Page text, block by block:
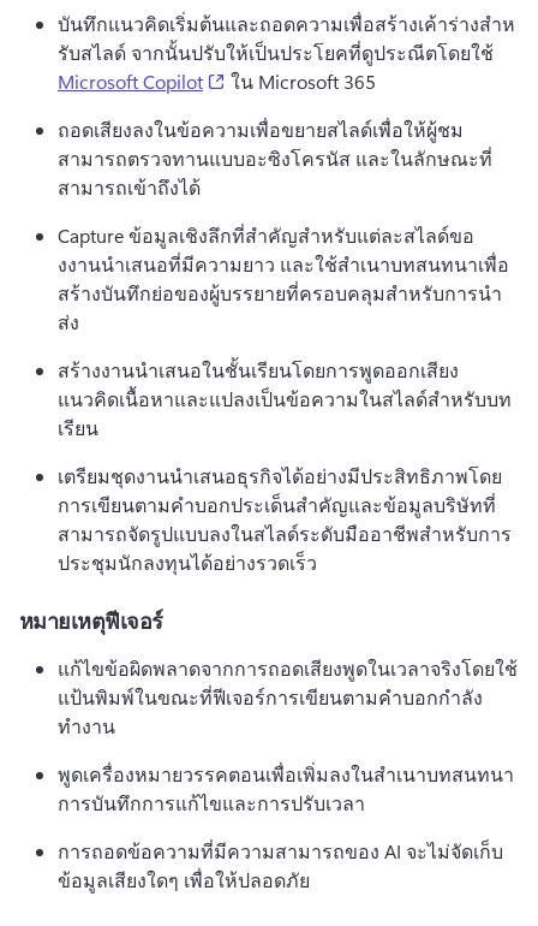
บันทึกแนวคิดเริ่มต้นและถอดความเพื่อสร้างเค้าร่างสําห
รับสไลด์ จากนั้นปรับให้เป็นประโยคที่ดูประณีตโดยใช้
Microsoft Copilot
(opens in a new tab)
ใน Microsoft 365
ถอดเสียงลงในข้อความเพื่อขยายสไลด์เพื่อให้ผู้ชม
สามารถตรวจทานแบบอะซิงโครนัส และในลักษณะที่
สามารถเข้าถึงได้
Capture ข้อมูลเชิงลึกที่สําคัญสําหรับแต่ละสไลด์ขอ
งงานนําเสนอที่มีความยาว และใช้สําเนาบทสนทนาเพื่อ
สร้างบันทึกย่อของผู้บรรยายที่ครอบคลุมสําหรับการนํา
ส่ง
สร้างงานนําเสนอในชั้นเรียนโดยการพูดออกเสียง
แนวคิดเนื้อหาและแปลงเป็นข้อความในสไลด์สําหรับบท
เรียน
เตรียมชุดงานนําเสนอธุรกิจได้อย่างมีประสิทธิภาพโดย
การเขียนตามคําบอกประเด็นสําคัญและข้อมูลบริษัทที่
สามารถจัดรูปแบบลงในสไลด์ระดับมืออาชีพสําหรับการ
ประชุมนักลงทุนได้อย่างรวดเร็ว
หมายเหตุฟีเจอร์
แก้ไขข้อผิดพลาดจากการถอดเสียงพูดในเวลาจริงโดยใช้
แป้นพิมพ์ในขณะที่ฟีเจอร์การเขียนตามคำบอกกำลัง
ทำงาน
พูดเครื่องหมายวรรคตอนเพื่อเพิ่มลงในสําเนาบทสนทนา
การบันทึกการแก้ไขและการปรับเวลา
การถอดข้อความที่มีความสามารถของ AI จะไม่จัดเก็บ
ข้อมูลเสียงใดๆ เพื่อให้ปลอดภัย